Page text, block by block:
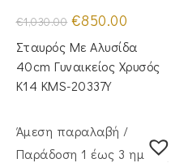
€1,030.00 Original
price
was:
€1,030.00.
€850.00
τιμή
είναι:
€850.00.
Σταυρός Με Αλυσίδα
40cm Γυναικείος Χρυσός
Κ14 KMS-20337Y
Άμεση παραλαβή /
Παράδoση 1 έως 3 ημέρες